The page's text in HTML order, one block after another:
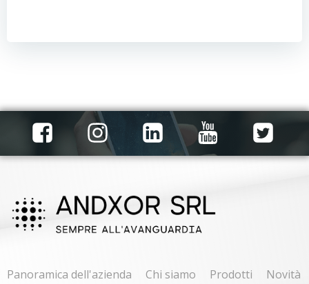
Panoramica dell'azienda Chi siamo Prodotti
Novità